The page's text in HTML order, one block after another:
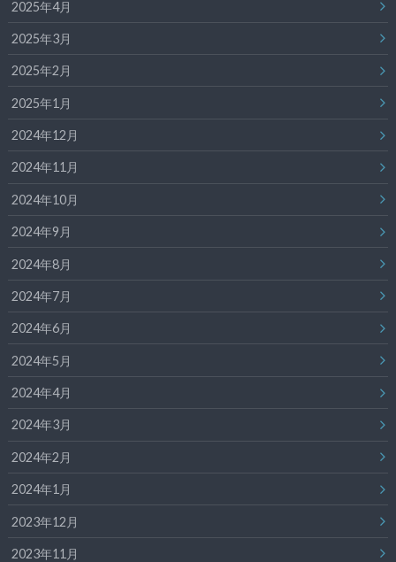
2025年4月
2025年3月
2025年2月
2025年1月
2024年12月
2024年11月
2024年10月
2024年9月
2024年8月
2024年7月
2024年6月
2024年5月
2024年4月
2024年3月
2024年2月
2024年1月
2023年12月
2023年11月